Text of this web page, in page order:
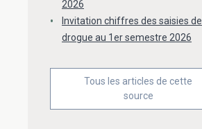
2026
Invitation chiffres des saisies de
drogue au 1er semestre 2026
Tous les articles de cette
source